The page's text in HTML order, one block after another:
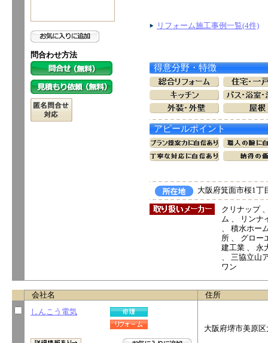
問合わせ方法
リフォーム施工事例一覧(4件)
得意分野・特徴
アピールポイント
大阪府箕面市桜1丁
クリナップ
ム 、 リンナ
、 積水ホー
所 、 グロー
建工業 、 永
、 三協立山
ワン
会社名
住所
しんこう電気
大阪府堺市美原